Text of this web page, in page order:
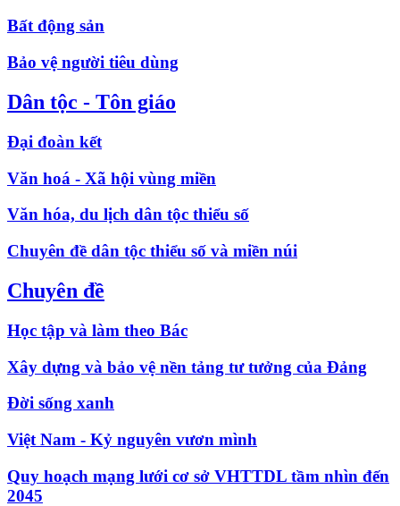
Bất động sản
Bảo vệ người tiêu dùng
Dân tộc - Tôn giáo
Đại đoàn kết
Văn hoá - Xã hội vùng miền
Văn hóa, du lịch dân tộc thiểu số
Chuyên đề dân tộc thiểu số và miền núi
Chuyên đề
Học tập và làm theo Bác
Xây dựng và bảo vệ nền tảng tư tưởng của Đảng
Đời sống xanh
Việt Nam - Kỷ nguyên vươn mình
Quy hoạch mạng lưới cơ sở VHTTDL tầm nhìn đến
2045